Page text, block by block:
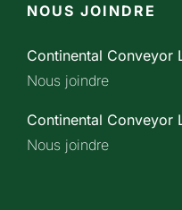
NOUS JOINDRE
Continental Conveyor
Nous joindre
Continental Conveyor
Nous joindre